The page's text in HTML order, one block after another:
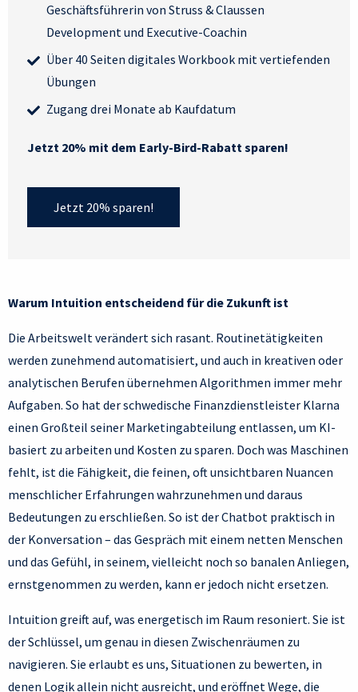
Geschäftsführerin von Struss & Claussen
Development und Executive-Coachin
Über 40 Seiten digitales Workbook mit vertiefenden
Übungen
Zugang drei Monate ab Kaufdatum
Jetzt 20% mit dem Early-Bird-Rabatt sparen!
Jetzt 20% sparen!
Warum Intuition entscheidend für die Zukunft ist
Die Arbeitswelt verändert sich rasant. Routinetätigkeiten
werden zunehmend automatisiert, und auch in kreativen oder
analytischen Berufen übernehmen Algorithmen immer mehr
Aufgaben. So hat der schwedische Finanzdienstleister Klarna
einen Großteil seiner Marketingabteilung entlassen, um KI-
basiert zu arbeiten und Kosten zu sparen. Doch was Maschinen
fehlt, ist die Fähigkeit, die feinen, oft unsichtbaren Nuancen
menschlicher Erfahrungen wahrzunehmen und daraus
Bedeutungen zu erschließen. So ist der Chatbot praktisch in
der Konversation – das Gespräch mit einem netten Menschen
und das Gefühl, in seinem, vielleicht noch so banalen Anliegen,
ernstgenommen zu werden, kann er jedoch nicht ersetzen.
Intuition greift auf, was energetisch im Raum resoniert. Sie ist
der Schlüssel, um genau in diesen Zwischenräumen zu
navigieren. Sie erlaubt es uns, Situationen zu bewerten, in
denen Logik allein nicht ausreicht, und eröffnet Wege, die